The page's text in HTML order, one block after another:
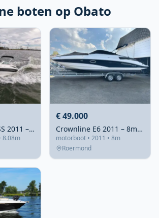
boten op Obato
Crownline 265 SS 2011 – 300 pk, droog gestald
8.08m
€ 49.000
Crownline E6 2011 – 8m bowrider met 300pk Mercruiser
motorboot • 2011 • 8m
Roermond